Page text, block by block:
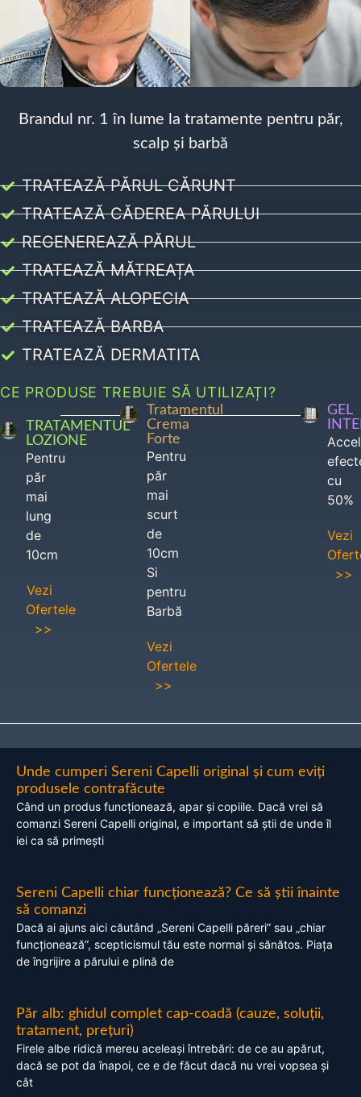
Brandul nr. 1 în lume la tratamente pentru păr,
scalp și barbă
TRATEAZĂ PĂRUL CĂRUNT
TRATEAZĂ CĂDEREA PĂRULUI
REGENEREAZĂ PĂRUL
TRATEAZĂ MĂTREAȚA
TRATEAZĂ ALOPECIA
TRATEAZĂ BARBA
TRATEAZĂ DERMATITA
CE PRODUSE TREBUIE SĂ UTILIZAȚI?
TRATAMENTUL
LOZIONE
Pentru
păr
mai
lung
de
10cm
Vezi
Ofertele
>>
Tratamentul
Crema
Forte
Pentru
păr
mai
scurt
de
10cm
Si
pentru
Barbă
Vezi
Ofertele
>>
GEL
cu
50%
Vezi
>>
Unde cumperi Sereni Capelli original și cum eviți
produsele contrafăcute
Când un produs funcționează, apar și copiile. Dacă vrei să
comanzi Sereni Capelli original, e important să știi de unde îl
iei ca să primești
Sereni Capelli chiar funcționează? Ce să știi înainte
să comanzi
Dacă ai ajuns aici căutând „Sereni Capelli păreri” sau „chiar
funcționează”, scepticismul tău este normal și sănătos. Piața
de îngrijire a părului e plină de
Păr alb: ghidul complet cap-coadă (cauze, soluții,
tratament, prețuri)
Firele albe ridică mereu aceleași întrebări: de ce au apărut,
dacă se pot da înapoi, ce e de făcut dacă nu vrei vopsea și
cât